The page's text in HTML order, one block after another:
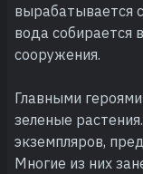
вырабатывается
вода собирается
сооружения.
Главными
зеленые
экземпляров,
Многие из них